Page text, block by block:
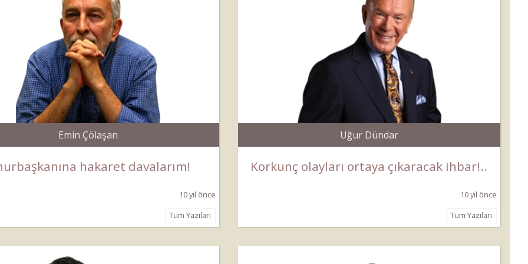
Emin Çölaşan
hakaret davalarım!
10 yıl önce
Tüm Yazıları
Uğur Dündar
Korkunç olayları ortaya çıkaracak ihbar!..
10 yıl önce
Tüm Yazıları